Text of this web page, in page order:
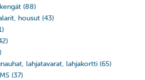
(88)
housut (43)
lahjatavarat, lahjakortti (65)
(37)